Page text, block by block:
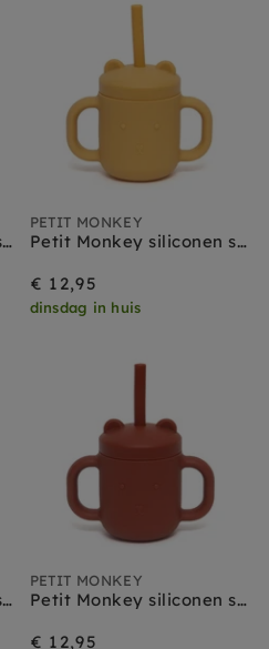
Petit Monkey siliconen sippy cup met oren trade winds
PETIT MONKEY
Petit Monkey siliconen sippy cup met oren ochre
€ 12,95
dinsdag in huis
Petit Monkey siliconen sippy cup met oren balsam blue
PETIT MONKEY
Petit Monkey siliconen sippy cup met oren baked clay
€ 12,95